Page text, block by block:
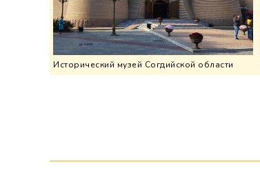
Исторический музей Согдийской области